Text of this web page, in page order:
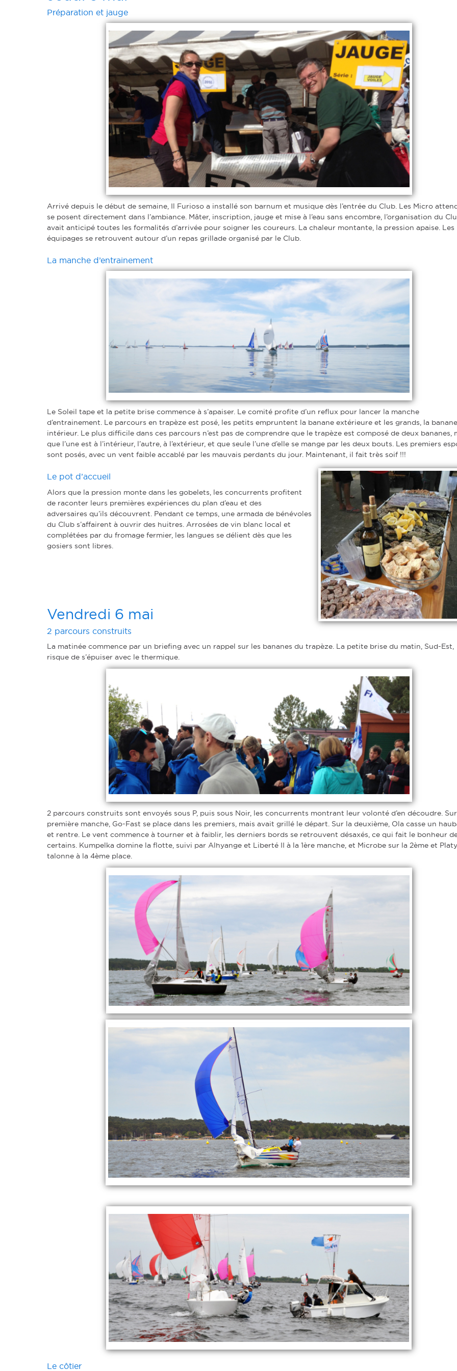
Préparation et jauge
Arrivé depuis le début de semaine, Il Furioso a installé son barnum et musique dès l’entrée du Club. Les Micro
se posent directement dans l’ambiance. Mâter, inscription, jauge et mise à l’eau sans encombre, l’organisation du
avait anticipé toutes les formalités d’arrivée pour soigner les coureurs. La chaleur montante, la pression apaise. Les
équipages se retrouvent autour d’un repas grillade organisé par le Club.
La manche d’entrainement
Le Soleil tape et la petite brise commence à s’apaiser. Le comité profite d’un reflux pour lancer la manche
d’entrainement. Le parcours en trapèze est posé, les petits empruntent la banane extérieure et les grands, la banane
intérieur. Le plus difficile dans ces parcours n’est pas de comprendre que le trapèze est composé de deux bananes,
que l’une est à l’intérieur, l’autre, à l’extérieur, et que seule l’une d’elle se mange par les deux bouts. Les premiers
sont posés, avec un vent faible accablé par les mauvais perdants du jour. Maintenant, il fait très soif !!!
Le pot d’accueil
Alors que la pression monte dans les gobelets, les concurrents profitent
de raconter leurs premières expériences du plan d’eau et des
adversaires qu’ils découvrent. Pendant ce temps, une armada de bénévoles
du Club s’affairent à ouvrir des huitres. Arrosées de vin blanc local et
complétées par du fromage fermier, les langues se délient dès que les
gosiers sont libres.
Vendredi 6 mai
2 parcours construits
La matinée commence par un briefing avec un rappel sur les bananes du trapèze. La petite brise du matin, Sud-Est,
risque de s’épuiser avec le thermique.
2 parcours construits sont envoyés sous P, puis sous Noir, les concurrents montrant leur volonté d’en découdre.
première manche, Go-Fast se place dans les premiers, mais avait grillé le départ. Sur la deuxième, Ola casse un
et rentre. Le vent commence à tourner et à faiblir, les derniers bords se retrouvent désaxés, ce qui fait le bonheur
certains. Kumpelka domine la flotte, suivi par Alhyange et Liberté II à la 1ère manche, et Microbe sur la 2ème et
talonne à la 4ème place.
Le côtier